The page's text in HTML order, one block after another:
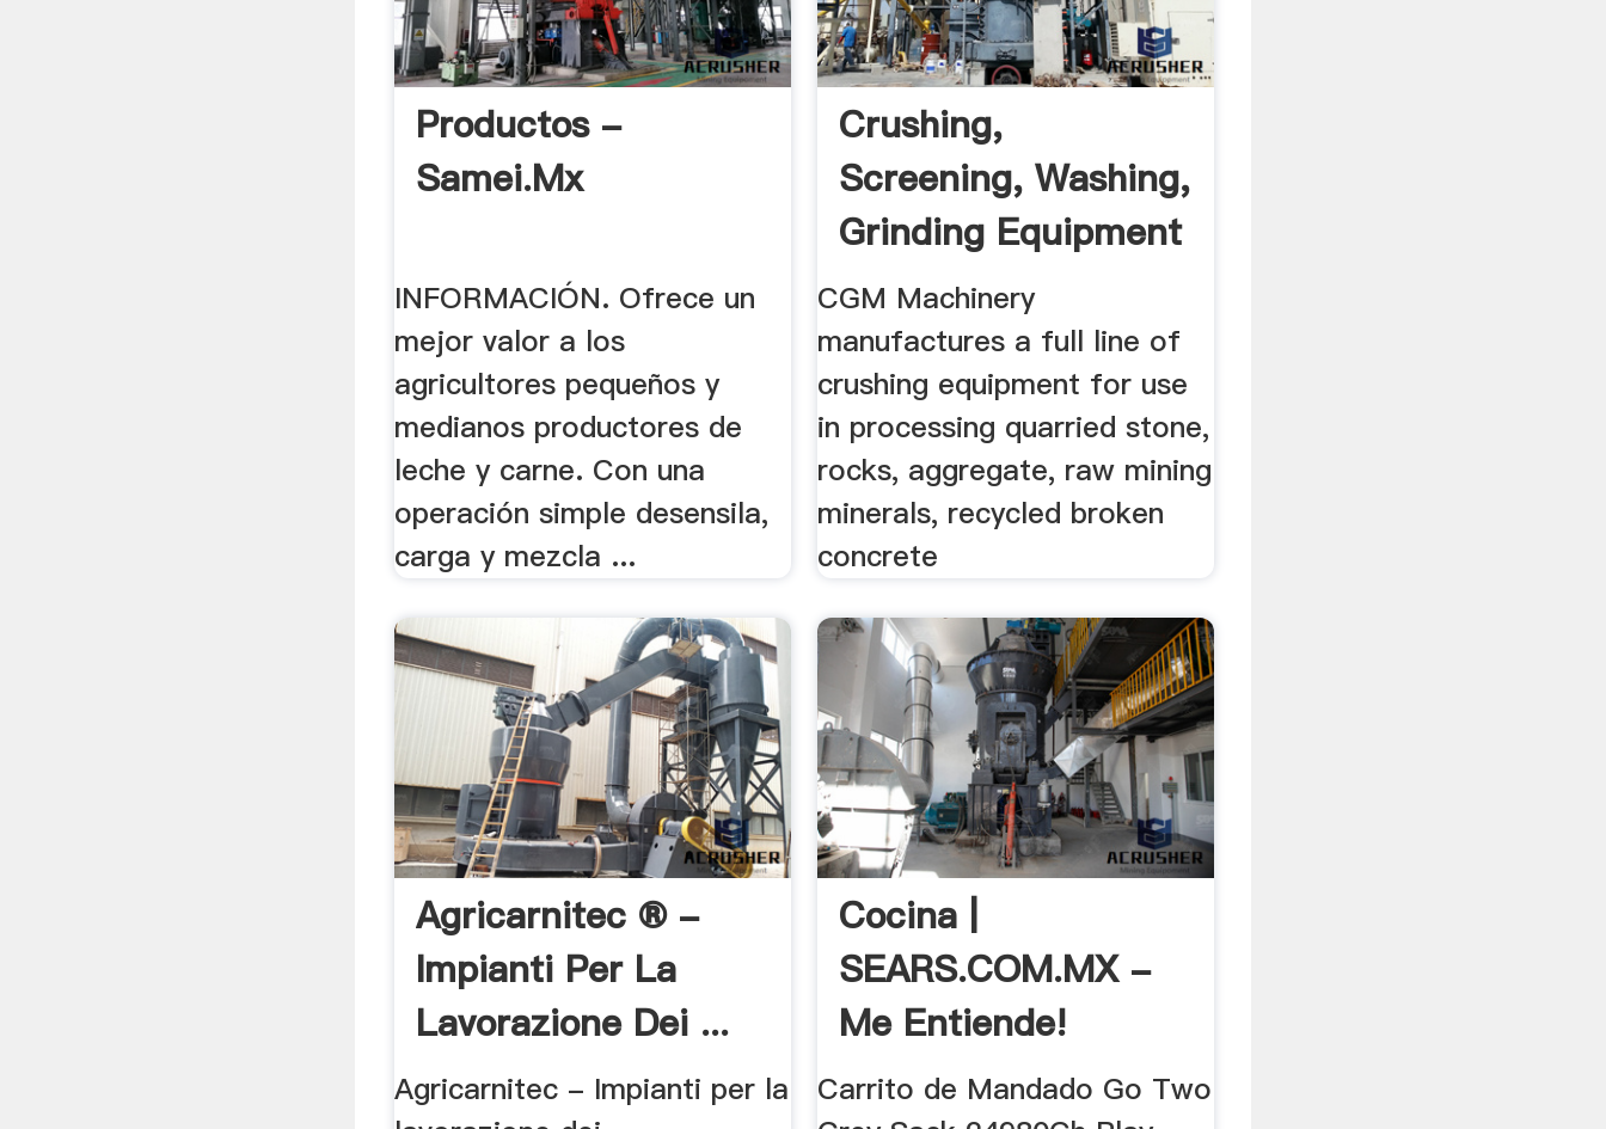
Productos -
Samei.mx
INFORMACIÓN. Ofrece un
mejor valor a los
agricultores pequeños y
medianos productores de
leche y carne. Con una
operación simple desensila,
carga y mezcla ...
Crushing,
Screening, Washing,
Grinding Equipment
.
CGM Machinery
manufactures a full line of
crushing equipment for use
in processing quarried stone,
rocks, aggregate, raw mining
minerals, recycled broken
concrete
Agricarnitec ® -
Impianti Per La
Lavorazione Dei ...
Agricarnitec - Impianti per la
Cocina |
SEARS.COM.MX -
Me Entiende!
Carrito de Mandado Go Two